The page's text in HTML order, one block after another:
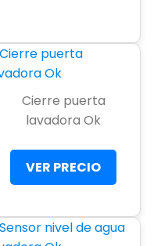
Cierre puerta
lavadora Ok
VER PRECIO